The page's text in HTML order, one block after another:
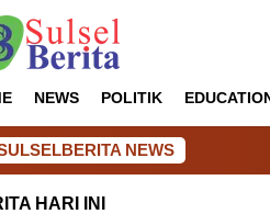
NEWS POLITIK
NEWS
HARI INI